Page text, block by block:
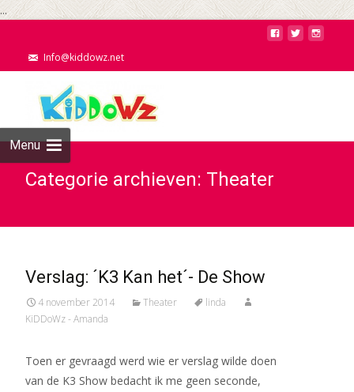
...
Info@kiddowz.net
Menu
Categorie archieven: Theater
Verslag: ´K3 Kan het´- De Show
4 november 2014 Theater
linda
KiDDoWz - Amanda
Toen er gevraagd werd wie er verslag wilde doen
van de K3 Show bedacht ik me geen seconde,